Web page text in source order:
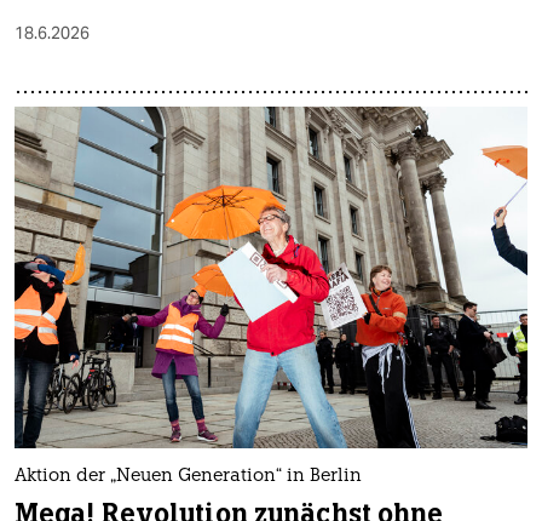
18.6.2026
Aktion der „Neuen Generation“ in Berlin